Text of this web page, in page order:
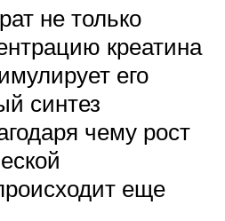
не только
креатина
его
синтез
чему рост
еще